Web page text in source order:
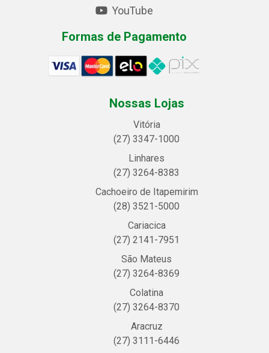
YouTube
Formas de Pagamento
Nossas Lojas
Vitória
(27) 3347-1000
Linhares
(27) 3264-8383
Cachoeiro de Itapemirim
(28) 3521-5000
Cariacica
(27) 2141-7951
São Mateus
(27) 3264-8369
Colatina
(27) 3264-8370
Aracruz
(27) 3111-6446